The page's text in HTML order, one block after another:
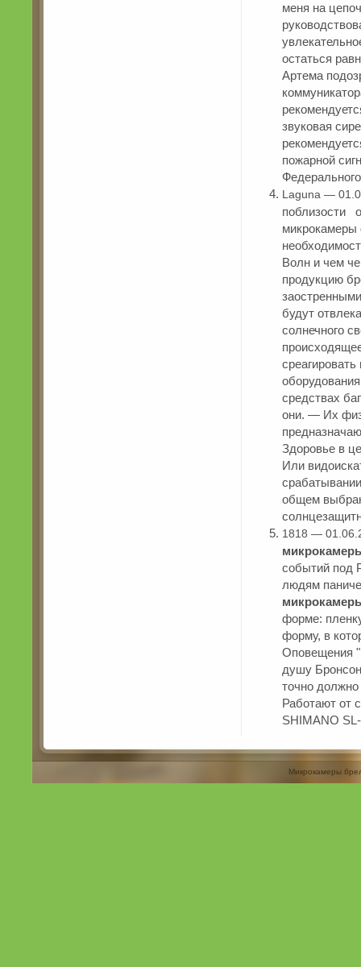
меня на
остаться
Артема
звуковая
пожарной
Laguna —
поблизости
микрокамеры
Волн и чем
продукцию
будут
солнечного
средстваx
они. — Их
Здоровье в
Или
общем
1818 —
событий под
людям
форме:
форму, в
Оповещения
душу
точно
Работают от
SHIMANO
Микрокамеры